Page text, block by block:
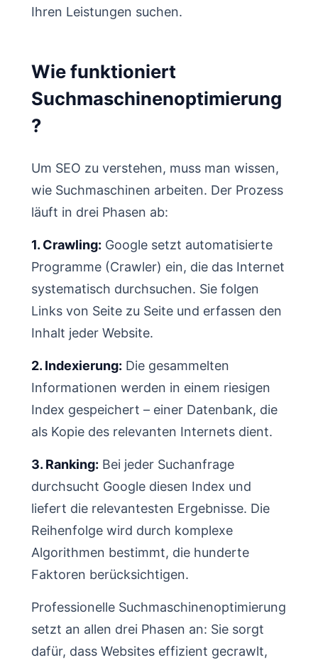
Ihren Leistungen suchen.
Wie funktioniert
Suchmaschinenoptimierung
?
Um SEO zu verstehen, muss man wissen,
wie Suchmaschinen arbeiten. Der Prozess
läuft in drei Phasen ab:
1. Crawling: Google setzt automatisierte
Programme (Crawler) ein, die das Internet
systematisch durchsuchen. Sie folgen
Links von Seite zu Seite und erfassen den
Inhalt jeder Website.
2. Indexierung: Die gesammelten
Informationen werden in einem riesigen
Index gespeichert – einer Datenbank, die
als Kopie des relevanten Internets dient.
3. Ranking: Bei jeder Suchanfrage
durchsucht Google diesen Index und
liefert die relevantesten Ergebnisse. Die
Reihenfolge wird durch komplexe
Algorithmen bestimmt, die hunderte
Faktoren berücksichtigen.
Professionelle Suchmaschinenoptimierung
setzt an allen drei Phasen an: Sie sorgt
dafür, dass Websites effizient gecrawlt,